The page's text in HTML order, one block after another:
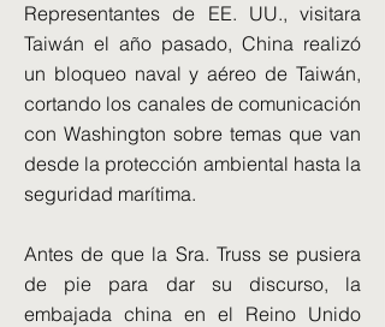
Representantes de EE. UU., visitara
Taiwán el año pasado, China realizó
un bloqueo naval y aéreo de Taiwán,
cortando los canales de comunicación
con Washington sobre temas que van
desde la protección ambiental hasta la
seguridad marítima.
Antes de que la Sra. Truss se pusiera
de pie para dar su discurso, la
embajada china en el Reino Unido